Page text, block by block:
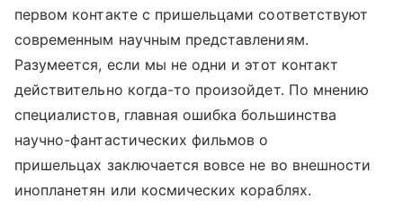
первом контакте с пришельцами соответствуют
современным научным представлениям.
Разумеется, если мы не одни и этот контакт
действительно когда-то произойдет. По мнению
специалистов, главная ошибка большинства
научно-фантастических фильмов о
пришельцах заключается вовсе не во внешности
инопланетян или космических кораблях.